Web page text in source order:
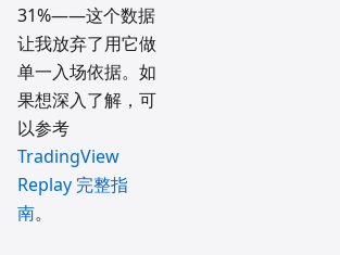
31%——这个数据
让我放弃了用它做
单一入场依据。如
果想深入了解，可
以参考
TradingView
Replay 完整指
南。